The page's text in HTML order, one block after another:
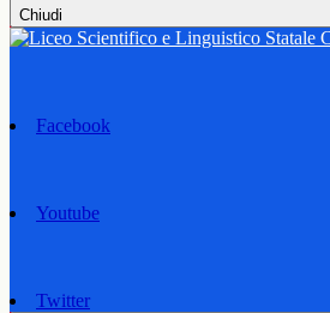
Chiudi
Facebook
Youtube
Twitter